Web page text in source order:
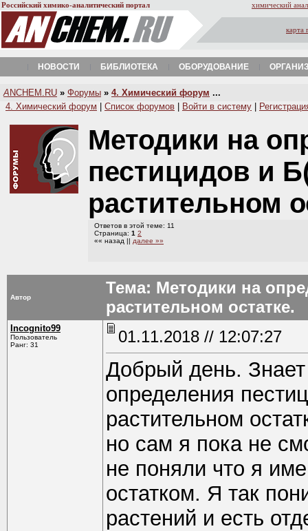
Российский химико-аналитический портал химический
карта
НОВОСТИ БИБЛИОТЕКА ОБОРУДОВАНИЕ
A NCHEM.RU » Форумы » 4. Химический форум ...
4. Химический форум
Список форумов Войти в систему
Методики на
пестицидов и
растительном
Ответов в этой теме: 11
Страница: 1 2
«« назад || далее »»
Автор
Тема: Методики на
растительном остатке.
Incognito99
Пользователь
Ранг: 31
01.11.2018 // 12:07:27
Добрый день. Знает
определения
растительном
но сам я пока не
не поняли что я
остатком. Я так
растений и есть